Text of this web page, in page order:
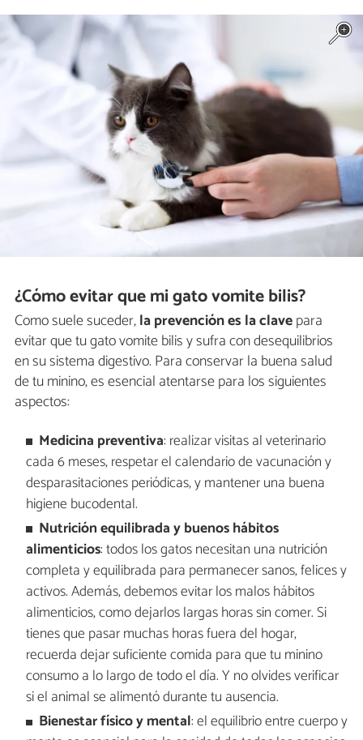
¿Cómo evitar que mi gato vomite bilis?
Como suele suceder,la prevención es la clavepara
evitar que tu gato vomite bilis y sufra con desequilibrios
en su sistema digestivo. Para conservar la buena salud
de tu minino, es esencial atentarse para los siguientes
aspectos:
Medicina preventiva: realizar visitas al veterinario
cada 6 meses, respetar el calendario de vacunación y
desparasitaciones periódicas, y mantener una buena
higiene bucodental.
Nutrición equilibrada y buenos hábitos
alimenticios: todos los gatos necesitan una nutrición
completa y equilibrada para permanecer sanos, felices y
activos. Además, debemos evitar los malos hábitos
alimenticios, como dejarlos largas horas sin comer. Si
tienes que pasar muchas horas fuera del hogar,
recuerda dejar suficiente comida para que tu minino
consumo a lo largo de todo el día. Y no olvides verificar
si el animal se alimentó durante tu ausencia.
Bienestar físico y mental: el equilibrio entre cuerpo y